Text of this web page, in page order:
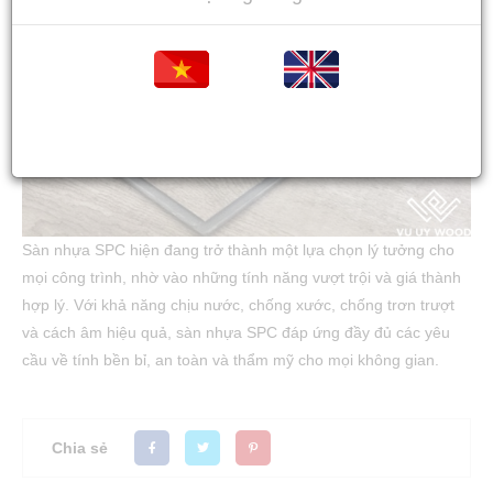
Sàn nhựa SPC hiện đang trở thành một lựa chọn lý tưởng cho
mọi công trình, nhờ vào những tính năng vượt trội và giá thành
hợp lý. Với khả năng chịu nước, chống xước, chống trơn trượt
và cách âm hiệu quả, sàn nhựa SPC đáp ứng đầy đủ các yêu
cầu về tính bền bỉ, an toàn và thẩm mỹ cho mọi không gian.
Chia sẻ